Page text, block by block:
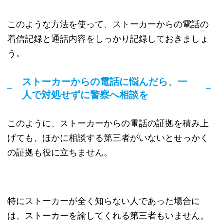
このような方法を使って、ストーカーからの電話の
着信記録と通話内容をしっかり記録しておきましょ
う。
ストーカーからの電話に悩んだら、一
人で対処せずに警察へ相談を
このように、ストーカーからの電話の証拠を積み上
げても、ほかに相談する第三者がいないとせっかく
の証拠も役に立ちません。
特にストーカーが全く知らない人であった場合に
は、ストーカーを諭してくれる第三者もいません。